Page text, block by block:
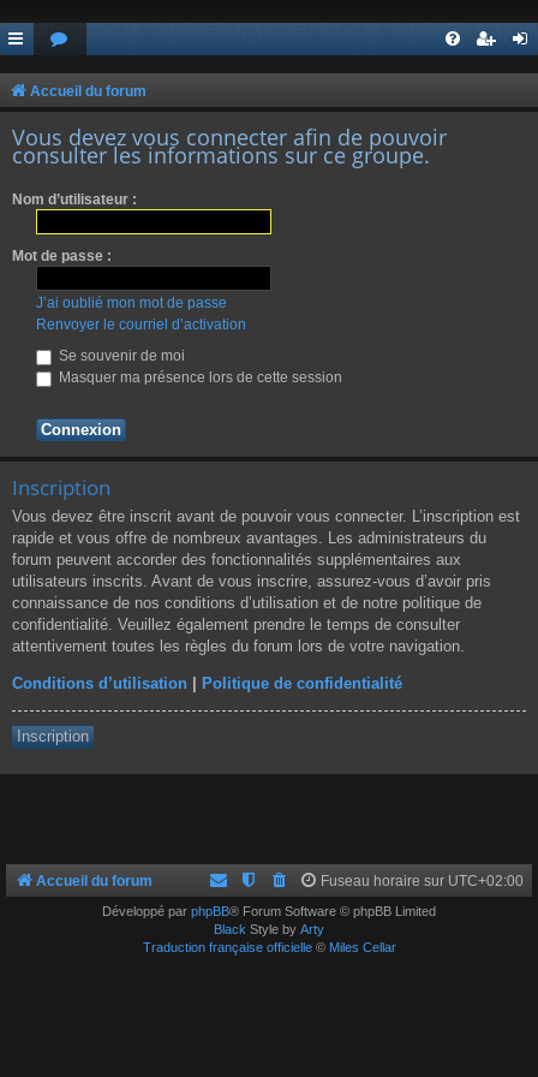
Accueil du forum
Vous devez vous connecter afin de pouvoir
consulter les informations sur ce groupe.
Nom d’utilisateur :
Mot de passe :
J’ai oublié mon mot de passe
Renvoyer le courriel d’activation
Se souvenir de moi
Masquer ma présence lors de cette session
Inscription
Vous devez être inscrit avant de pouvoir vous connecter. L’inscription est
rapide et vous offre de nombreux avantages. Les administrateurs du
forum peuvent accorder des fonctionnalités supplémentaires aux
utilisateurs inscrits. Avant de vous inscrire, assurez-vous d’avoir pris
connaissance de nos conditions d’utilisation et de notre politique de
confidentialité. Veuillez également prendre le temps de consulter
attentivement toutes les règles du forum lors de votre navigation.
Conditions d’utilisation Politique de confidentialité
Inscription
Accueil du forum Fuseau horaire sur UTC+02:00
Développé par phpBB® Forum Software © phpBB Limited
Black Style by Arty
Traduction française officielle© Miles Cellar